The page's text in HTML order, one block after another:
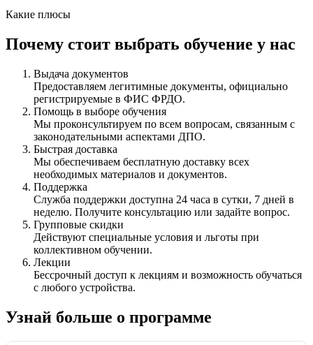
Какие плюсы
Почему стоит выбрать обучение у нас
Выдача документов
Предоставляем легитимные документы, официально
регистрируемые в ФИС ФРДО.
Помощь в выборе обучения
Мы проконсультируем по всем вопросам, связанным с
законодательными аспектами ДПО.
Быстрая доставка
Мы обеспечиваем бесплатную доставку всех
необходимых материалов и документов.
Поддержка
Служба поддержки доступна 24 часа в сутки, 7 дней в
неделю. Получите консультацию или задайте вопрос.
Групповые скидки
Действуют специальные условия и льготы при
коллективном обучении.
Лекции
Бессрочный доступ к лекциям и возможность обучаться
с любого устройства.
Узнай больше о программе